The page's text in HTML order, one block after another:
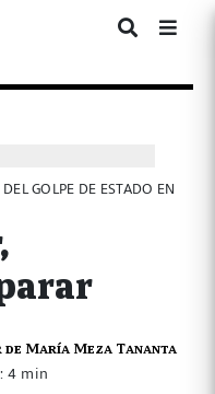
GOLPE DE ESTADO EN
María Meza Tananta
4 min